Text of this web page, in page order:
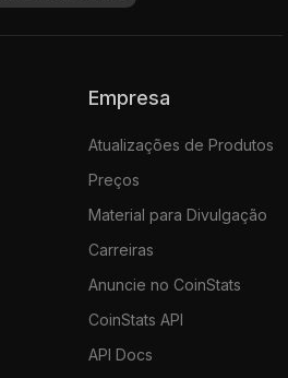
Empresa
Atualizações de Produtos
Preços
Material para Divulgação
Carreiras
Anuncie no CoinStats
CoinStats API
API Docs